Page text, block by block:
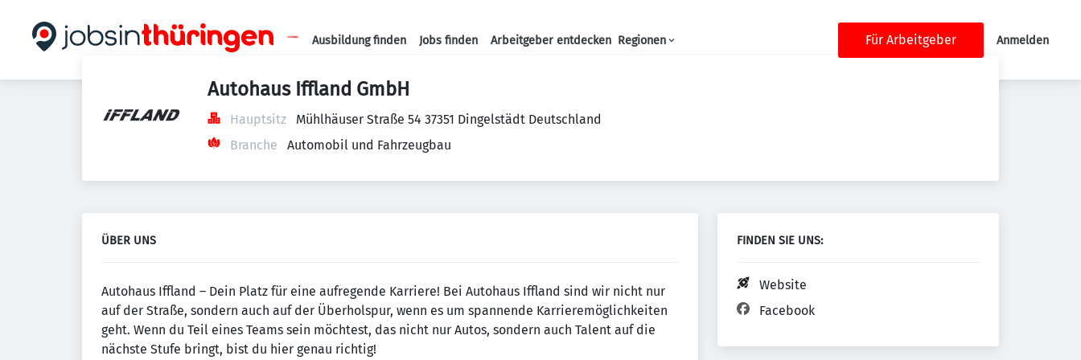
Haupt-Navigation
Ausbildung finden Jobs finden Arbeitgeber entdecken Regionen Für Arbeitgeber Anmelden
Autohaus Iffland GmbH
Hauptsitz
Mühlhäuser Straße 54 37351 Dingelstädt Deutschland
Branche
Automobil und Fahrzeugbau
ÜBER UNS
Autohaus Iffland – Dein Platz für eine aufregende Karriere! Bei Autohaus Iffland sind wir nicht nur
auf der Straße, sondern auch auf der Überholspur, wenn es um spannende Karrieremöglichkeiten
geht. Wenn du Teil eines Teams sein möchtest, das nicht nur Autos, sondern auch Talent auf die
nächste Stufe bringt, bist du hier genau richtig!
FINDEN SIE UNS:
Website
Facebook